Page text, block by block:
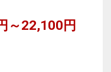
～22,100円